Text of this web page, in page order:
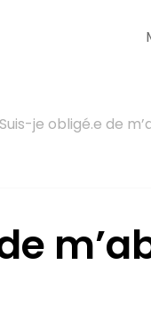
Suis-je obligé.e de